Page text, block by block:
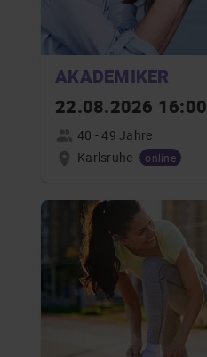
AKADEMIKER
22.08.2026 16:00
40 - 49 Jahre
Karlsruhe
online